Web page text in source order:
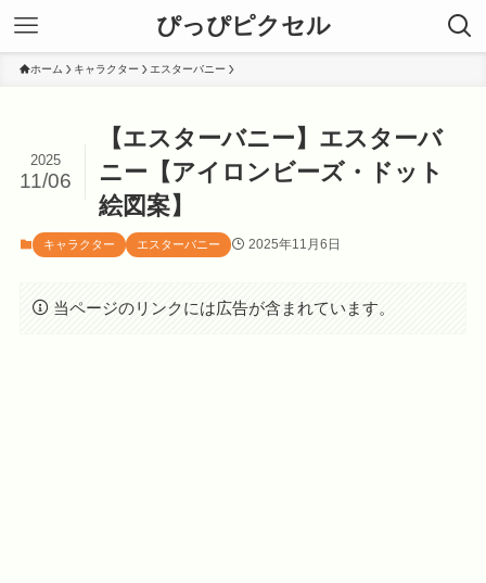
ぴっぴピクセル
ホーム キャラクター エスターバニー
【エスターバニー】エスターバ
ニー【アイロンビーズ・ドット
絵図案】
2025
11/06
キャラクター エスターバニー 2025年11月6日
当ページのリンクには広告が含まれています。